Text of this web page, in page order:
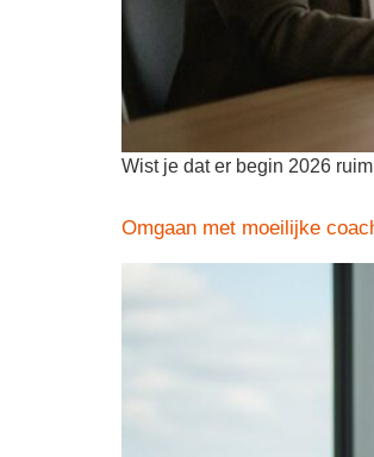
Wist je dat er begin 2026
Omgaan met moeilijke